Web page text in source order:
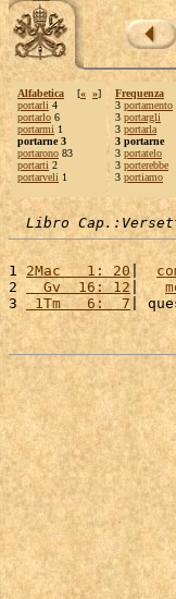
Alfabetica [« »]
portarli 4
portarlo 6
portarmi 1
portarne 3
portarono 83
portarti 2
portarveli 1
Frequenza
3 portamento
3 portargli
3 portarla
3 portarne
3 portatelo
3 porterebbe
3 portiamo
Libro
1 2Mac   1: 20|
2
  Gv  16: 12
|
3 1Tm   6:  7 |